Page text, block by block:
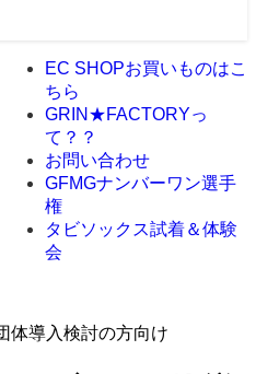
EC SHOPお買いものはこ
ちら
GRIN★FACTORYっ
て？？
お問い合わせ
GFMGナンバーワン選手
権
タビソックス試着＆体験
会
体導入検討の方向け